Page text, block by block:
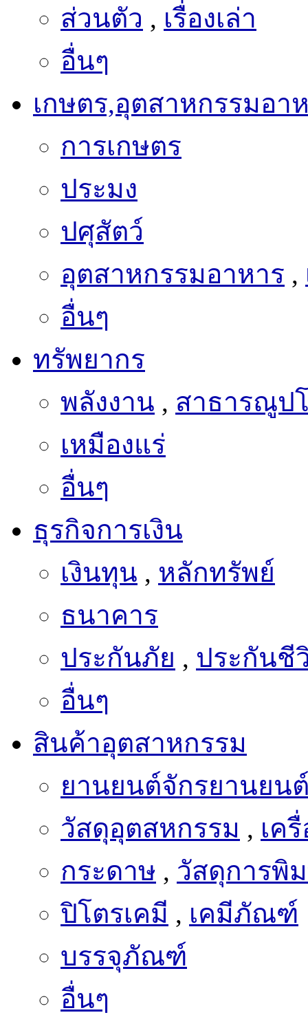
ส่วนตัว , เรื่องเล่า
อื่นๆ
เกษตร,อุตสาหกรรมอา
การเกษตร
ประมง
ปศุสัตว์
อุตสาหกรรมอาหาร ,
อื่นๆ
ทรัพยากร
พลังงาน , สาธารณูป
เหมืองแร่
อื่นๆ
ธุรกิจการเงิน
เงินทุน , หลักทรัพย์
ธนาคาร
ประกันภัย , ประกันชี
อื่นๆ
สินค้าอุตสาหกรรม
ยานยนต์จักรยานยน
วัสดุอุตสหกรรม , เค
กระดาษ , วัสดุการพิ
ปิโตรเคมี , เคมีภัณฑ์
บรรจุภัณฑ์
อื่นๆ